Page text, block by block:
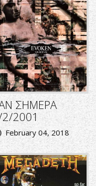
ΣΗΜΕΡΑ
2001
February 04, 2018